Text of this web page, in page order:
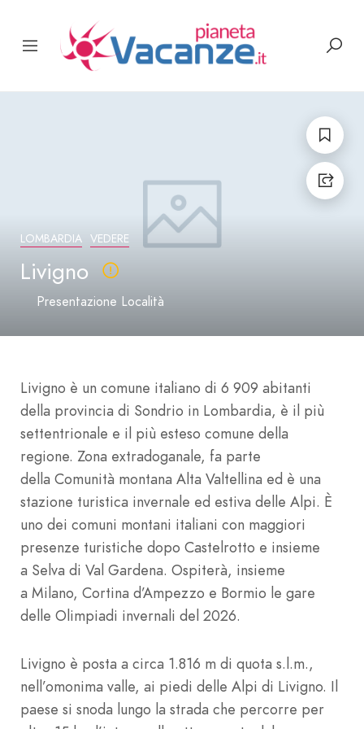
LOMBARDIA VEDERE
Livigno
Presentazione Località
Livigno è un comune italiano di 6 909 abitanti
della provincia di Sondrio in Lombardia, è il più
settentrionale e il più esteso comune della
regione. Zona extradoganale, fa parte
della Comunità montana Alta Valtellina ed è una
stazione turistica invernale ed estiva delle Alpi. È
uno dei comuni montani italiani con maggiori
presenze turistiche dopo Castelrotto e insieme
a Selva di Val Gardena. Ospiterà, insieme
a Milano, Cortina d’Ampezzo e Bormio le gare
delle Olimpiadi invernali del 2026.
Livigno è posta a circa 1.816 m di quota s.l.m.,
nell’omonima valle, ai piedi delle Alpi di Livigno. Il
paese si snoda lungo la strada che percorre per